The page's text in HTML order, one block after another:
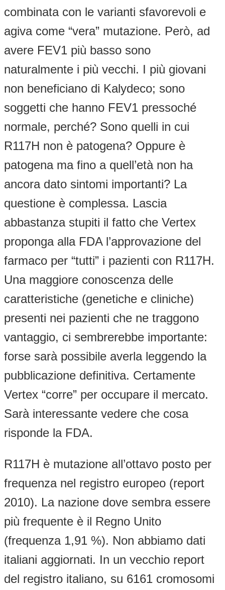
combinata con le varianti sfavorevoli e
agiva come “vera” mutazione. Però, ad
avere FEV1 più basso sono
naturalmente i più vecchi. I più giovani
non beneficiano di Kalydeco; sono
soggetti che hanno FEV1 pressoché
normale, perché? Sono quelli in cui
R117H non è patogena? Oppure è
patogena ma fino a quell’età non ha
ancora dato sintomi importanti? La
questione è complessa. Lascia
abbastanza stupiti il fatto che Vertex
proponga alla FDA l’approvazione del
farmaco per “tutti” i pazienti con R117H.
Una maggiore conoscenza delle
caratteristiche (genetiche e cliniche)
presenti nei pazienti che ne traggono
vantaggio, ci sembrerebbe importante:
forse sarà possibile averla leggendo la
pubblicazione definitiva. Certamente
Vertex “corre” per occupare il mercato.
Sarà interessante vedere che cosa
risponde la FDA.
R117H è mutazione all’ottavo posto per
frequenza nel registro europeo (report
2010). La nazione dove sembra essere
più frequente è il Regno Unito
(frequenza 1,91 %). Non abbiamo dati
italiani aggiornati. In un vecchio report
del registro italiano, su 6161 cromosomi